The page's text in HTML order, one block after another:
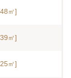
㎡]
㎡]
㎡]